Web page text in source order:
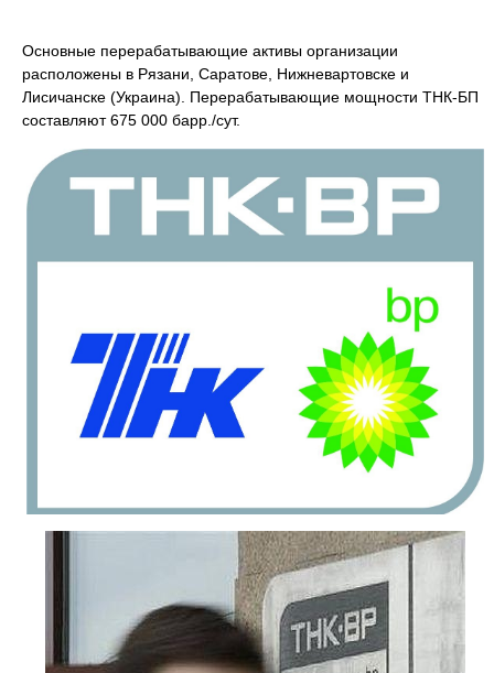
Основные перерабатывающие активы организации
расположены в Рязани, Саратове, Нижневартовске и
Лисичанске (Украина). Перерабатывающие мощности ТНК-БП
составляют 675 000 барр./сут.